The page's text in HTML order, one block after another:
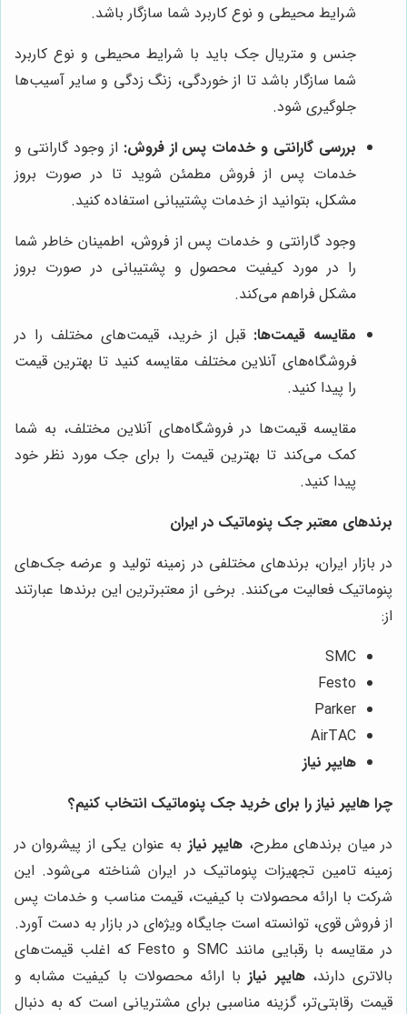
شرایط محیطی و نوع کاربرد شما سازگار باشد.
جنس و متریال جک باید با شرایط محیطی و نوع کاربرد
شما سازگار باشد تا از خوردگی، زنگ زدگی و سایر آسیب‌ها
جلوگیری شود.
بررسی گارانتی و خدمات پس از فروش: از وجود گارانتی و
خدمات پس از فروش مطمئن شوید تا در صورت بروز
مشکل، بتوانید از خدمات پشتیبانی استفاده کنید.
وجود گارانتی و خدمات پس از فروش، اطمینان خاطر شما
را در مورد کیفیت محصول و پشتیبانی در صورت بروز
مشکل فراهم می‌کند.
مقایسه قیمت‌ها: قبل از خرید، قیمت‌های مختلف را در
فروشگاه‌های آنلاین مختلف مقایسه کنید تا بهترین قیمت
را پیدا کنید.
مقایسه قیمت‌ها در فروشگاه‌های آنلاین مختلف، به شما
کمک می‌کند تا بهترین قیمت را برای جک مورد نظر خود
پیدا کنید.
برندهای معتبر جک پنوماتیک در ایران
در بازار ایران، برندهای مختلفی در زمینه تولید و عرضه جک‌های
پنوماتیک فعالیت می‌کنند. برخی از معتبرترین این برندها عبارتند
از:
SMC
Festo
Parker
AirTAC
هایپر نیاز
چرا هایپر نیاز را برای خرید جک پنوماتیک انتخاب کنیم؟
در میان برندهای مطرح، هایپر نیاز به عنوان یکی از پیشروان در
زمینه تامین تجهیزات پنوماتیک در ایران شناخته می‌شود. این
شرکت با ارائه محصولات با کیفیت، قیمت مناسب و خدمات پس
از فروش قوی، توانسته است جایگاه ویژه‌ای در بازار به دست آورد.
در مقایسه با رقبایی مانند SMC و Festo که اغلب قیمت‌های
بالاتری دارند،هایپر نیازبا ارائه محصولات با کیفیت مشابه و
قیمت رقابتی‌تر، گزینه مناسبی برای مشتریانی است که به دنبال